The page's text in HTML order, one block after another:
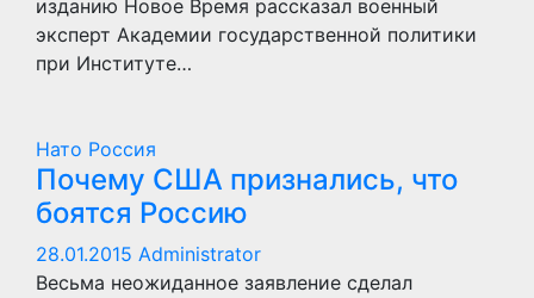
изданию Новое Время рассказал военный
эксперт Академии государственной политики
при Институте…
Нато Россия
Почему США признались, что
боятся Россию
28.01.2015 Administrator
Весьма неожиданное заявление сделал